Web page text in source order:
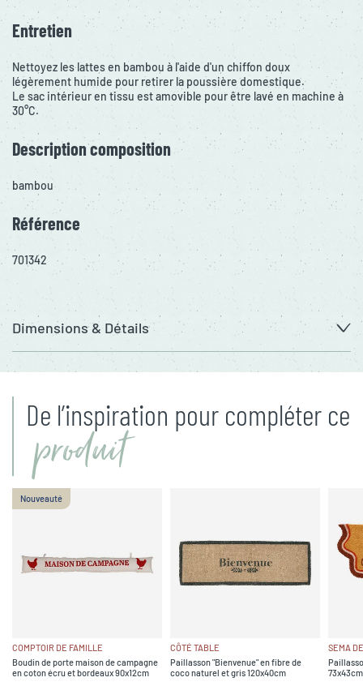
Entretien
Nettoyez les lattes en bambou à l'aide d'un chiffon doux
légèrement humide pour retirer la poussière domestique.
Le sac intérieur en tissu est amovible pour être lavé en machine à
30°C.
Description composition
bambou
Référence
701342
Dimensions & Détails
De l’inspiration pour compléter ce
produit
Nouveauté
COMPTOIR DE FAMILLE
Boudin de porte maison de campagne
en coton écru et bordeaux 90x12cm
CÔTÉ TABLE
Paillasson "Bienvenue" en fibre de
coco naturel et gris 120x40cm
SEMA
73x43cm